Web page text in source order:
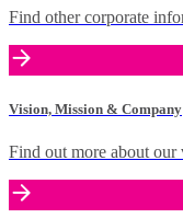
Find other corporate
Vision, Mission & Company
Find out more about